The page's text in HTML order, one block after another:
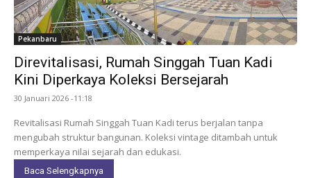
Pekanbaru
Direvitalisasi, Rumah Singgah Tuan Kadi
Kini Diperkaya Koleksi Bersejarah
30 Januari 2026 -11:18
Revitalisasi Rumah Singgah Tuan Kadi terus berjalan tanpa
mengubah struktur bangunan. Koleksi vintage ditambah untuk
memperkaya nilai sejarah dan edukasi.
Baca Selengkapnya